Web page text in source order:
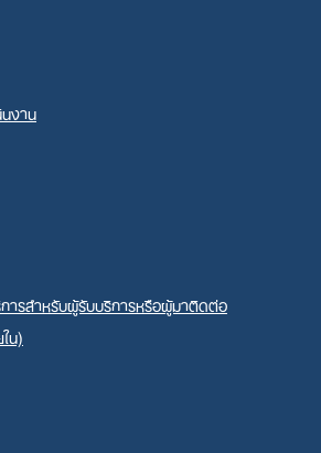
งาน
ารสำหรับผู้รับบริการหรือผู้มาติดต่อ
น)